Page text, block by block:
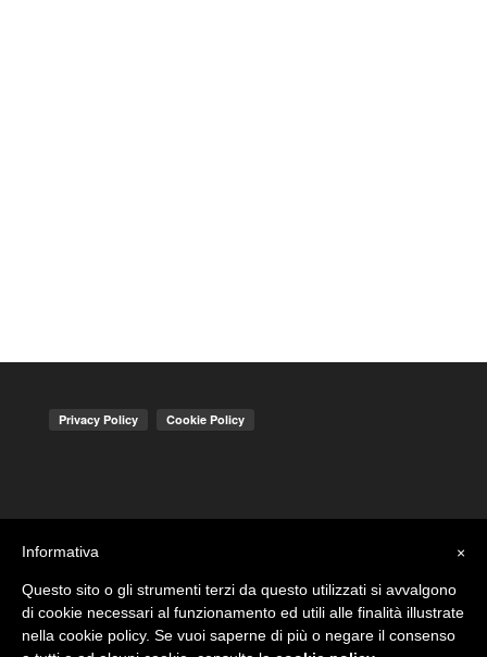
×
Informativa
Questo sito o gli strumenti terzi da questo utilizzati si avvalgono
di cookie necessari al funzionamento ed utili alle finalità illustrate
nella cookie policy. Se vuoi saperne di più o negare il consenso